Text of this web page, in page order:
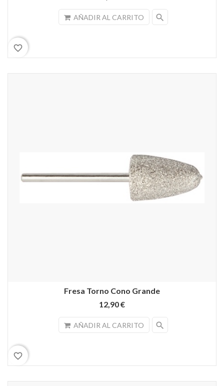
AÑADIR AL CARRITO search
favorite_border
Fresa Torno Cono Grande
12,90 €
AÑADIR AL CARRITO search
favorite_border